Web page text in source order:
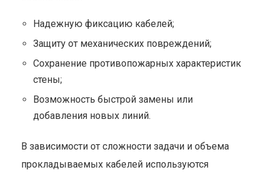
Надежную фиксацию кабелей;
Защиту от механических повреждений;
Сохранение противопожарных характеристик
стены;
Возможность быстрой замены или
добавления новых линий.
В зависимости от сложности задачи и объема
прокладываемых кабелей используются